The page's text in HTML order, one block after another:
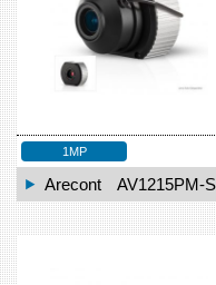
1MP
Arecont AV1215PM-S